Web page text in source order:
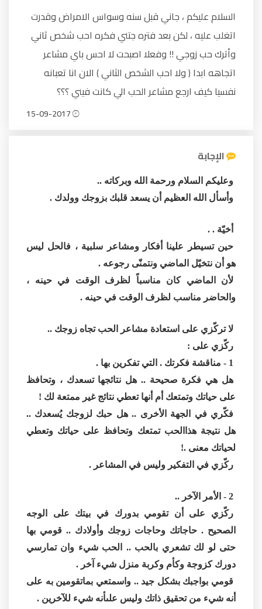
السلام عليكم ، جاني قبل سنه وسواس الامراض وقدرت
اتغلب عليه ، لكن بعد فتره جتني فكره احب شخص ثاني
وأترك حب زوجي !! وفعلا اصبحت لا احس باي مشاعر
اتجاهه ابدا ( ولا احب الشخص الثاني ) الان انا تعبانه
نفسيا كيف ارجع مشاعر الحب الي كانت فيني ؟؟؟
الإجابة
وعليكم السلام ورحمة الله وبركاته ..
وأسأل الله العظيم أن يسعد قلبك بزوجك وولدك .
أخيّة . .
حين تسيطر علينا أفكار ومشاعر سلبية ، فالحل ليس
هو أن نتخيّل الماضي ونتمنّى رجوعه .
لأن الماضي كان مناسباً لظرف الوقت في حينه ،
والحاضر مناسب لظرف الوقت في حينه .
لا تركّزي على استعادة مشاعر الحب تجاه زوجك ..
ركّزي على :
هل هي فكرة صحيحة .. هل نتائجها تسعدك ، وتحافظ
على حياتك وتمتعك أم أنها تعطي نتائج غير ممتعة لك !
فكّري في الجهة الأخرى .. هل حبك لزوجك يُسعدك ..
هل نتيجة هذاالحب تمتعك وتحافظ على حياتك وتعطي
لحياتك معنى .!
ركّزي في التفكير وليس في المشاعر .
ركّزي على أن تقومي بدورك في بيتك على الوجه
الصحيح . حاجاتك وحاجات زوجك وأولادك .. قومي بها
حتى لو لك تشعري بالحب .. الحب شيء وان تمارسي
دورك كزوجة وكأم وكربة منزل شيء آخر .
قومي بواجبك بشكل جيد .. واسمتعي بماتقومين به على
أنه شيء من تحقيق ذاتك وليس علىأنه شيء للآخرين .